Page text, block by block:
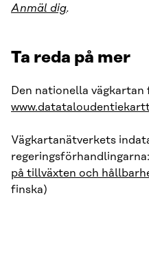
Anmäl dig.
Ta reda på mer
Den nationella
Vägkartanätverkets
regeringsförhandlingarna:
på tillväxten och
finska)